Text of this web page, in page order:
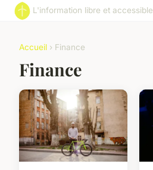
L'information libre et
Accueil › Finance
Finance